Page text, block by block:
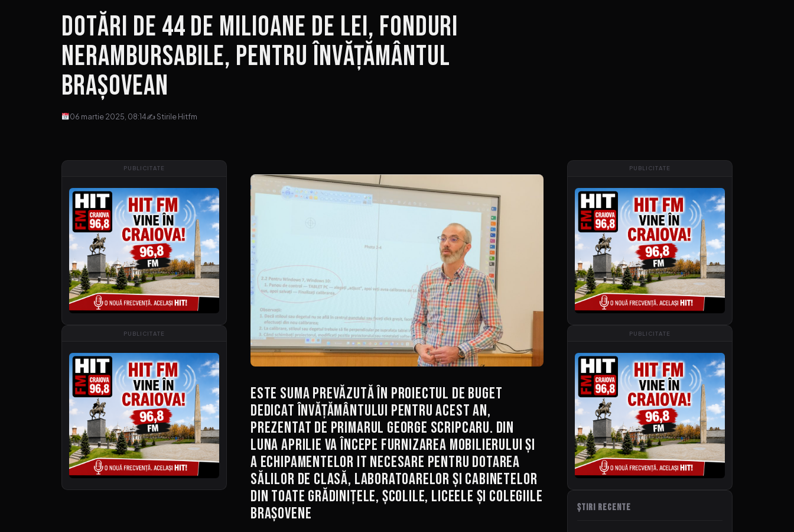
Dotări de 44 de milioane de lei, fonduri
nerambursabile, pentru învățământul
brașovean
06 martie 2025, 08:14✍ Stirile Hitfm
PUBLICITATE
PUBLICITATE
Este suma prevăzută în proiectul de buget
dedicat învățământului pentru acest an,
prezentat de primarul George Scripcaru. Din
luna aprilie va începe furnizarea mobilierului și
a echipamentelor IT necesare pentru dotarea
sălilor de clasă, laboratoarelor și cabinetelor
din toate grădinițele, școlile, liceele și colegiile
brașovene
PUBLICITATE
PUBLICITATE
ȘTIRI RECENTE